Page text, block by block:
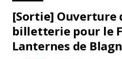
[Sortie] Ouverture
billetterie pour le
Lanternes de